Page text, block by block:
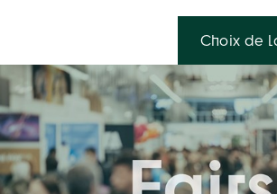
Choix de